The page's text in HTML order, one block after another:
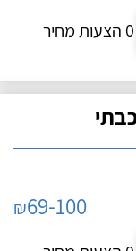
0 הצעות מחיר
₪69-100